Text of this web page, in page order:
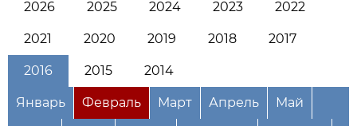
2026 2025 2024 2023 2022
2021 2020 2019 2018 2017
2016 2015 2014
Январь Февраль Март Апрель Май